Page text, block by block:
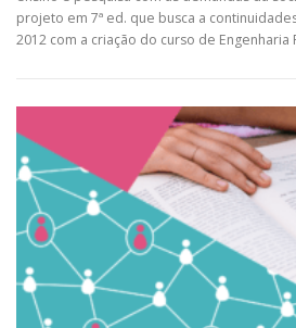
projeto em 7ª ed. que busca a
2012 com a criação do curso de Engenharia